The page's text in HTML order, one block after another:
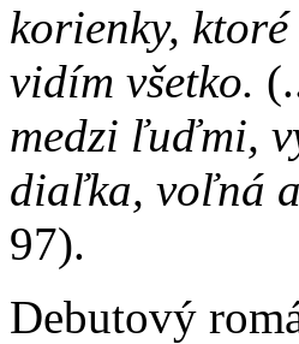
korienky,
vidím všetko.
medzi ľuďmi,
diaľka, voľná
97).
Debutový